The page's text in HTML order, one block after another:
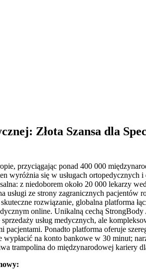
Złota Szansa dla
przyciągając ponad 400 000
wyróżnia się w usługach
z niedoborem około 20 000 lekarzy
usługi ze strony zagranicznych
rozwiązanie, globalna platforma
online. Unikalną cechą
usług medycznych, ale
pacjentami. Ponadto platforma oferuje
na konto bankowe w 30 minut;
trampolina do międzynarodowej kariery